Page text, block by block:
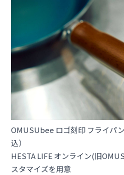
OMUSUbee ロゴ刻印 フライパ
込）
HESTA LIFE オンライン(旧
スタマイズを用意